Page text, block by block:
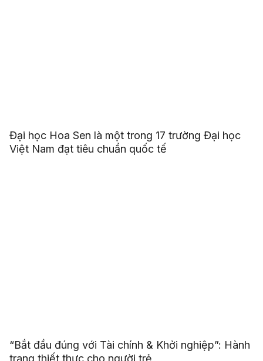
Đại học Hoa Sen là một trong 17 trường Đại học
Việt Nam đạt tiêu chuẩn quốc tế
“Bắt đầu đúng với Tài chính & Khởi nghiệp”: Hành
trang thiết thực cho người trẻ